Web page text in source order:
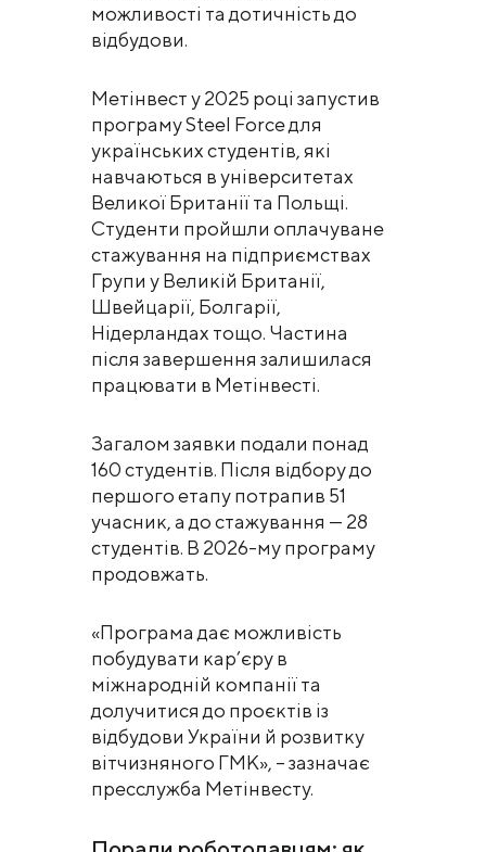
можливості та дотичність до
відбудови.
Метінвест у 2025 році запустив
програму Steel Force для
українських студентів, які
навчаються в університетах
Великої Британії та Польщі.
Студенти пройшли оплачуване
стажування на підприємствах
Групи у Великій Британії,
Швейцарії, Болгарії,
Нідерландах тощо. Частина
після завершення залишилася
працювати в Метінвесті.
Загалом заявки подали понад
160 студентів. Після відбору до
першого етапу потрапив 51
учасник, а до стажування — 28
студентів. В 2026-му програму
продовжать.
«Програма дає можливість
побудувати кар’єру в
міжнародній компанії та
долучитися до проєктів із
відбудови України й розвитку
вітчизняного ГМК», – зазначає
пресслужба Метінвесту.